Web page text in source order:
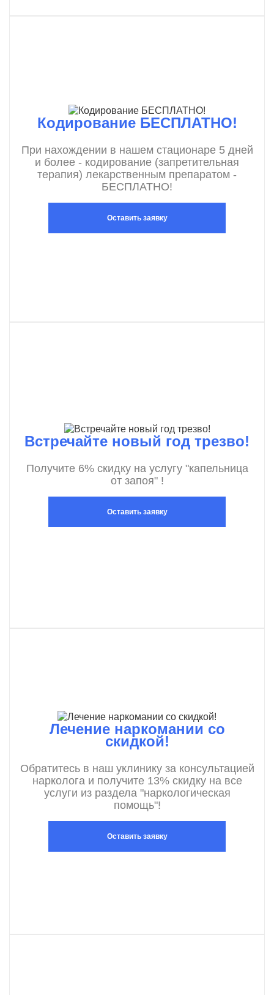
Кодирование БЕСПЛАТНО!
При нахождении в нашем стационаре 5 дней
и более - кодирование (запретительная
терапия) лекарственным препаратом -
БЕСПЛАТНО!
Оставить заявку
Встречайте новый год трезво!
Получите 6% скидку на услугу "капельница
от запоя" !
Оставить заявку
Лечение наркомании со
скидкой!
Обратитесь в наш уклинику за консультацией
нарколога и получите 13% скидку на все
услуги из раздела "наркологическая
помощь"!
Оставить заявку